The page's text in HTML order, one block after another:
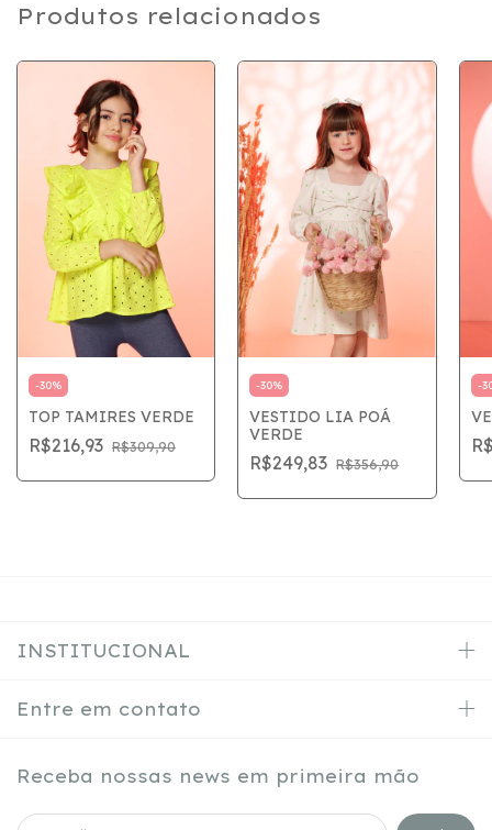
Produtos relacionados
-30%
TOP TAMIRES VERDE
R$216,93 R$309,90
-30%
VESTIDO LIA POÁ
VERDE
R$249,83 R$356,90
-
INSTITUCIONAL
Entre em contato
Receba nossas news em primeira mão